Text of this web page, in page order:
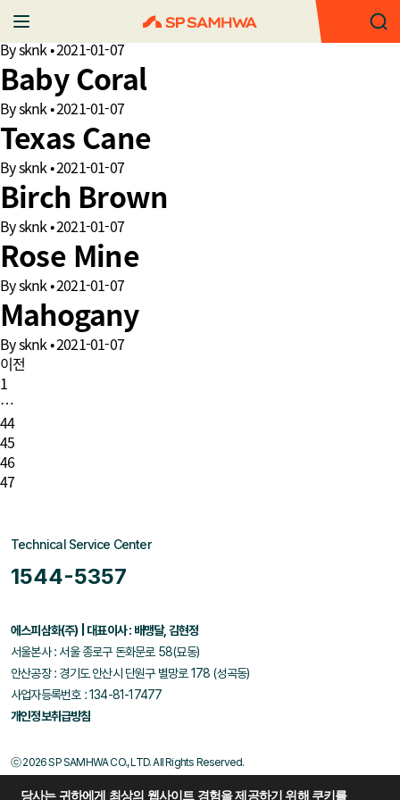
Eraser
Bysknk•2021-01-07
Baby Coral
Bysknk•2021-01-07
Texas Cane
Bysknk•2021-01-07
Birch Brown
Bysknk•2021-01-07
Rose Mine
Bysknk•2021-01-07
Mahogany
Bysknk•2021-01-07
이전
1
…
44
45
46
47
Technical Service Center
1544-5357
에스피삼화(주) | 대표이사 : 배맹달, 김현정
서울본사 : 서울 종로구 돈화문로 58(묘동)
안산공장 : 경기도 안산시 단원구 별망로 178 (성곡동)
사업자등록번호 : 134-81-17477
개인정보취급방침
ⓒ 2026 SP SAMHWA CO., LTD. All Rights Reserved.
당사는 귀하에게 최상의 웹사이트 경험을 제공하기 위해 쿠키를